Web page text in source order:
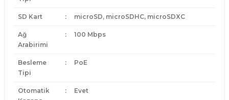
SD Kart : microSD, microSDHC, microSDXC
Ağ
Arabirimi
: 100 Mbps
Besleme
Tipi
: PoE
Otomatik
: Evet